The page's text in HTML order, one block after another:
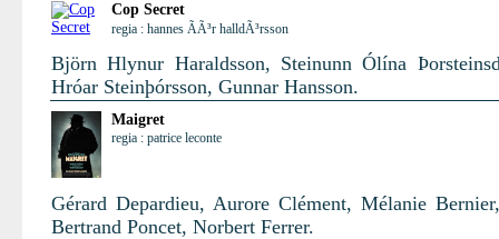
Cop Secret
regia : hannes ÃÃ³r halldÃ³rsson
Björn Hlynur Haraldsson, Steinunn Ólína
Hróar Steinþórsson, Gunnar Hansson.
Maigret
regia : patrice leconte
Gérard Depardieu, Aurore Clément, Mélanie
Bertrand Poncet, Norbert Ferrer.